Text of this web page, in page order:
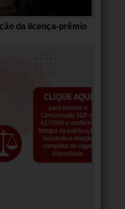
da licença-prêmio